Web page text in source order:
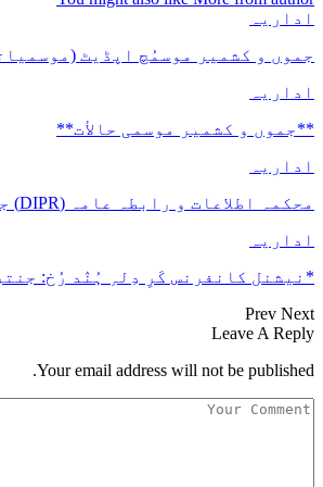
اداریہ
جموں و کشمیر موسمُچ اپڈیٹ
اداریہ
**جموں و كشمیر موسمی حالأت**
اداریہ
محکمہ اطلاعات و رابطہ عامہ (DIPR) جموں و کشمیر حکومت طرفہ بڑس پیمانس پیٹھ 17(سدہن)…
اداریہ
*نیشنل کانفرنس کَرِ دِلہِ ہُنٛد رُخ:
Prev Next
Leave A Reply
Your email address will not be published.